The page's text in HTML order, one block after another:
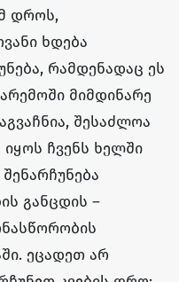
დროს,
ხდება
რამდენადაც ეს
მიმდინარე
შესაძლოა
ჩვენს ხელში
განცდის –
ეცადეთ არ